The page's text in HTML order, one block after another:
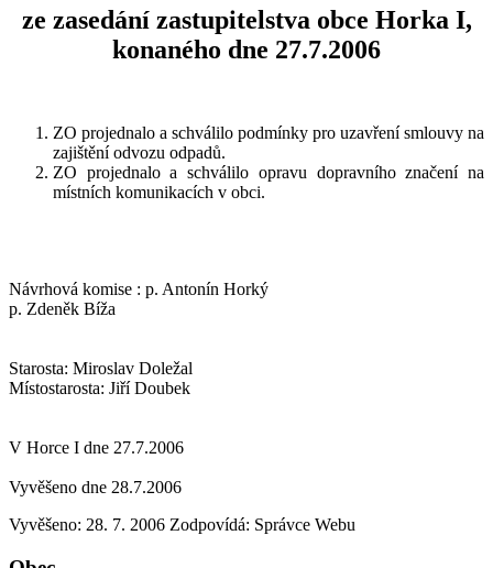
ze zasedání zastupitelstva obce Horka I,
konaného dne 27.7.2006
ZO projednalo a schválilo podmínky pro uzavření smlouvy na
zajištění odvozu odpadů.
ZO projednalo a schválilo opravu dopravního značení na
místních komunikacích v obci.
Návrhová komise : p. Antonín Horký
p. Zdeněk Bíža
Starosta: Miroslav Doležal
Místostarosta: Jiří Doubek
V Horce I dne 27.7.2006
Vyvěšeno dne 28.7.2006
Vyvěšeno: 28. 7. 2006 Zodpovídá: Správce Webu